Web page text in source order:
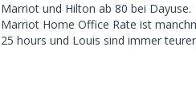
Marriot und Hilton ab 80 bei Dayuse.
Marriot Home Office Rate ist
25 hours und Louis sind immer